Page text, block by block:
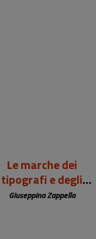
Le marche dei
tipografi e degli
editori europei (sec.
Giuseppina Zappella